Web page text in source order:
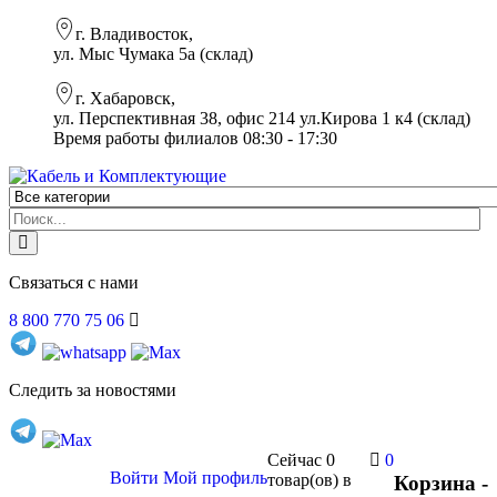
г. Владивосток,
ул. Мыс Чумака 5а (склад)
г. Хабаровск,
ул. Перспективная 38, офис 214 ул.Кирова 1 к4 (склад)
Время работы филиалов 08:30 - 17:30
Связаться с нами
8 800 770 75 06
Следить за новостями
Корзина -
0
Сейчас 0
товар(ов) в
Войти Мой профиль